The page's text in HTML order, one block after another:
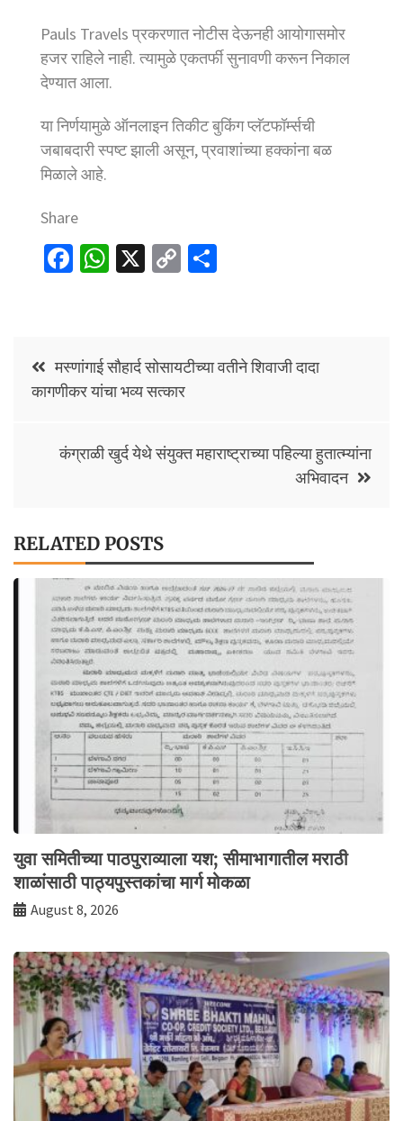
Pauls Travels प्रकरणात नोटीस देऊनही आयोगासमोर
हजर राहिले नाही. त्यामुळे एकतर्फी सुनावणी करून निकाल
देण्यात आला.
या निर्णयामुळे ऑनलाइन तिकीट बुकिंग प्लॅटफॉर्म्सची
जबाबदारी स्पष्ट झाली असून, प्रवाशांच्या हक्कांना बळ
मिळाले आहे.
Share
Fa
o
k
W
p
p
X
C
Li
n
Post
navigation
मस्णांगाई सौहार्द सोसायटीच्या वतीने शिवाजी दादा
कागणीकर यांचा भव्य सत्कार
कंग्राळी खुर्द येथे संयुक्त महाराष्ट्राच्या पहिल्या हुतात्म्यांना
अभिवादन
RELATED POSTS
युवा समितीच्या पाठपुराव्याला यश; सीमाभागातील मराठी
शाळांसाठी पाठ्यपुस्तकांचा मार्ग मोकळा
August 8, 2026